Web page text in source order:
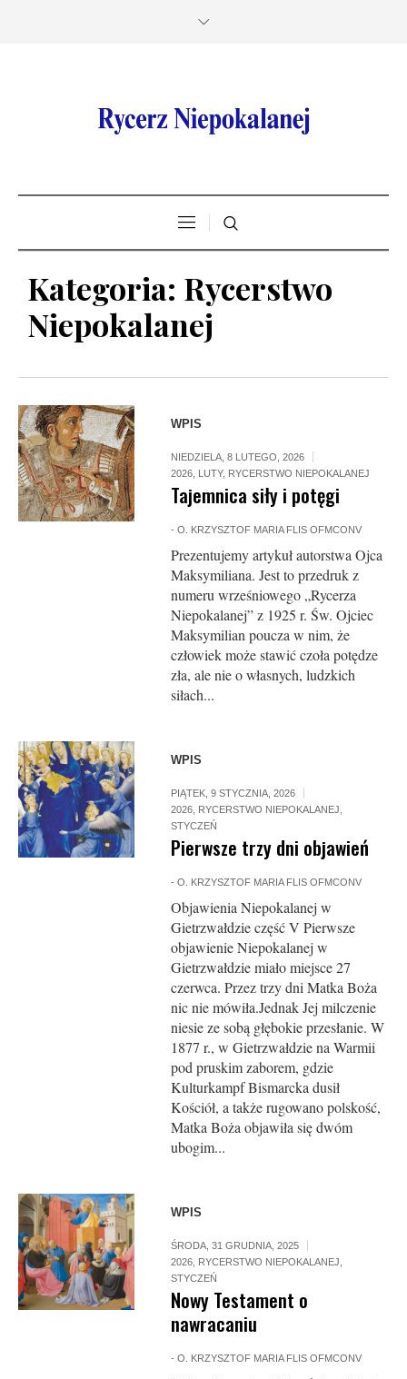
Kategoria: Rycerstwo
Niepokalanej
WPIS
NIEDZIELA, 8 LUTEGO, 2026
2026 LUTY, RYCERSTWO NIEPOKALANEJ
Tajemnica siły i potęgi
-O. KRZYSZTOF MARIA FLIS OFMCONV
Prezentujemy artykuł autorstwa Ojca
Maksymiliana. Jest to przedruk z
numeru wrześniowego „Rycerza
Niepokalanej” z 1925 r. Św. Ojciec
Maksymilian poucza w nim, że
człowiek może stawić czoła potędze
zła, ale nie o własnych, ludzkich
siłach...
WPIS
PIĄTEK, 9 STYCZNIA, 2026
2026 RYCERSTWO NIEPOKALANEJ
STYCZEŃ
Pierwsze trzy dni objawień
-O. KRZYSZTOF MARIA FLIS OFMCONV
Objawienia Niepokalanej w
Gietrzwałdzie część V Pierwsze
objawienie Niepokalanej w
Gietrzwałdzie miało miejsce 27
czerwca. Przez trzy dni Matka Boża
nic nie mówiła.Jednak Jej milczenie
niesie ze sobą głębokie przesłanie. W
1877 r., w Gietrzwałdzie na Warmii
pod pruskim zaborem, gdzie
Kulturkampf Bismarcka dusił
Kościół, a także rugowano polskość,
Matka Boża objawiła się dwóm
ubogim...
WPIS
ŚRODA, 31 GRUDNIA, 2025
2026 RYCERSTWO NIEPOKALANEJ
STYCZEŃ
Nowy Testament o
nawracaniu
-O. KRZYSZTOF MARIA FLIS OFMCONV